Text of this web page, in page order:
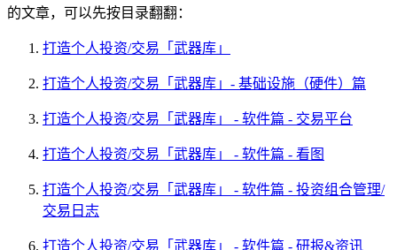
的文章，可以先按目录翻翻：
打造个人投资/交易「武器库」
打造个人投资/交易「武器库」- 基础设施（硬件）篇
打造个人投资/交易「武器库」 - 软件篇 - 交易平台
打造个人投资/交易「武器库」 - 软件篇 - 看图
打造个人投资/交易「武器库」 - 软件篇 - 投资组合管理/
交易日志
打造个人投资/交易「武器库」 - 软件篇 - 研报&资讯